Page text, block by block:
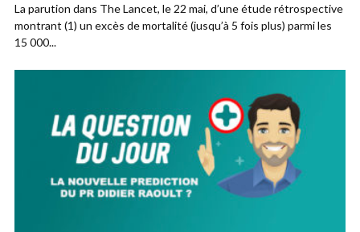
La parution dans The Lancet, le 22 mai, d’une étude rétrospective
montrant (1) un excès de mortalité (jusqu’à 5 fois plus) parmi les
15 000...